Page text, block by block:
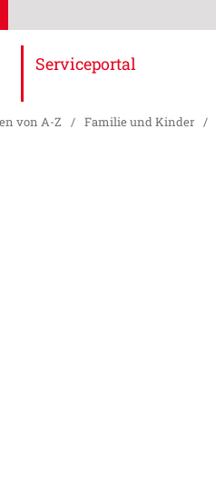
Serviceportal
von A-Z / Familie und Kinder /